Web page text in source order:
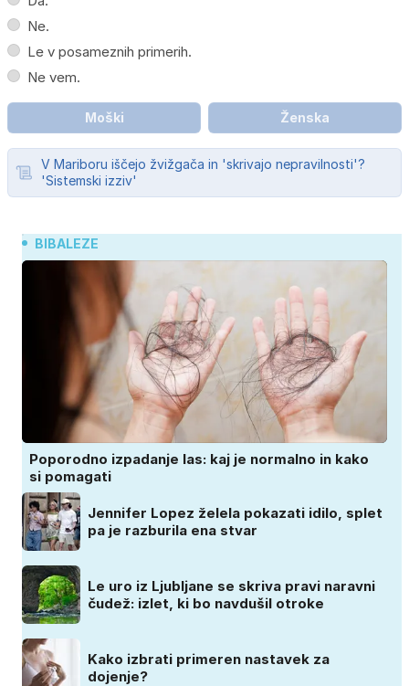
Ne.
Le v posameznih primerih.
Ne vem.
Moški Ženska
V Mariboru iščejo žvižgača in 'skrivajo nepravilnosti'?
'Sistemski izziv'
BIBALEZE
Poporodno izpadanje las: kaj je normalno in kako
si pomagati
Jennifer Lopez želela pokazati idilo, splet
pa je razburila ena stvar
Le uro iz Ljubljane se skriva pravi naravni
čudež: izlet, ki bo navdušil otroke
Kako izbrati primeren nastavek za
dojenje?